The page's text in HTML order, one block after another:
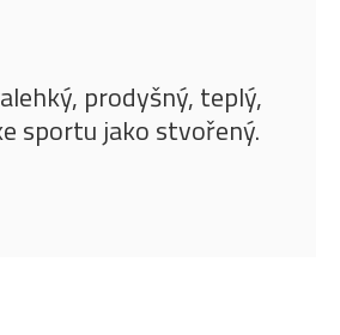
prodyšný, teplý,
sportu jako stvořený.